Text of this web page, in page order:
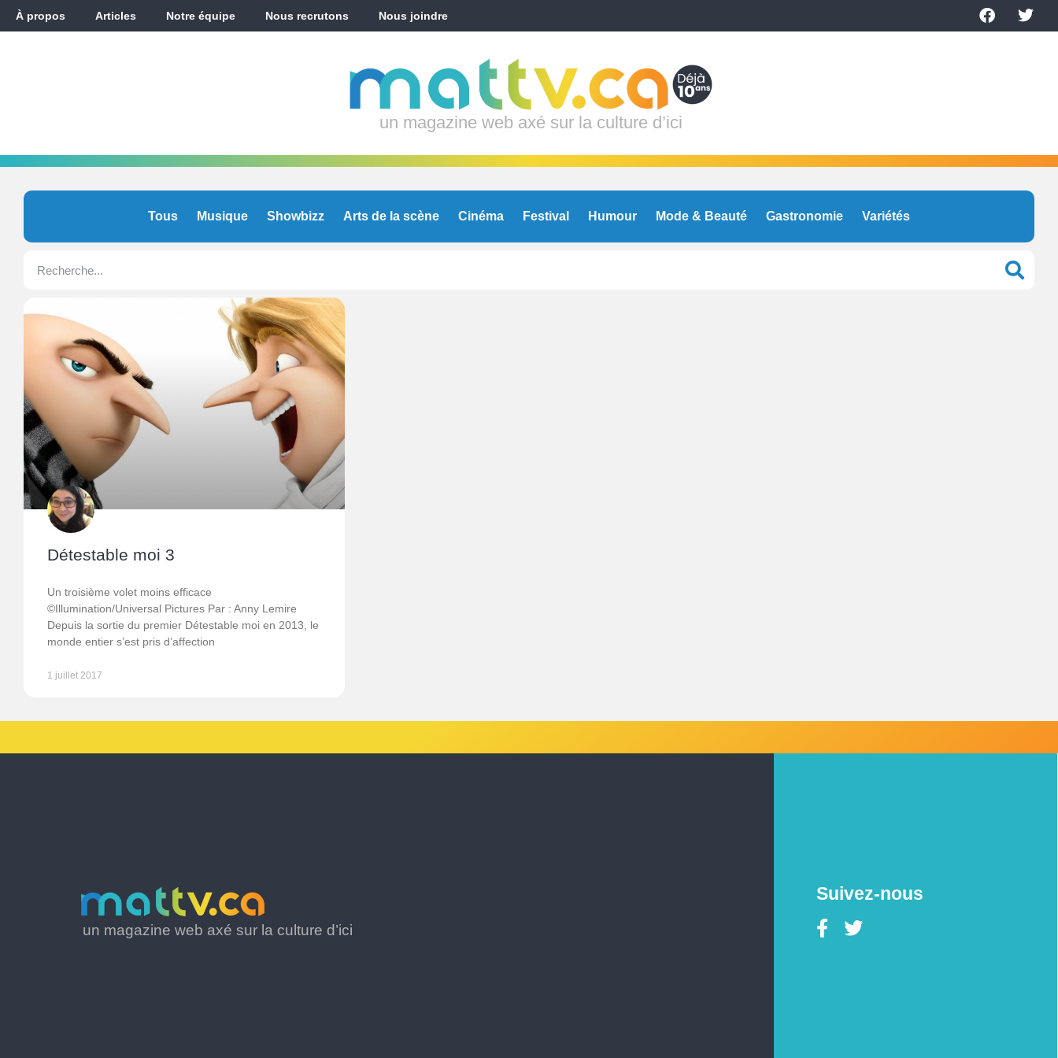
À propos Articles Notre équipe Nous recrutons Nous joindre
un magazine web axé sur la culture d’ici
Tous Musique Showbizz Arts de la scène Cinéma Festival Humour Mode & Beauté Gastronomie Variétés
Détestable moi 3
Un troisième volet moins efficace
©Illumination/Universal Pictures Par : Anny Lemire
Depuis la sortie du premier Détestable moi en 2013, le
monde entier s’est pris d’affection
1 juillet 2017
un magazine web axé sur la culture d’ici
Suivez-nous